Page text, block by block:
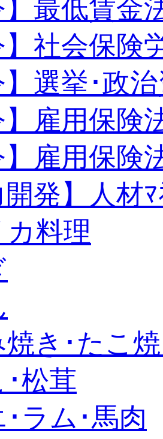
】最低賃金
】社会保険
】選挙･政
】雇用保険
】雇用保険
開発】人材
料理
焼き･たこ
･松茸
ラム･馬肉